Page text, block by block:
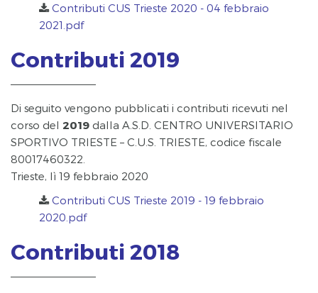
Contributi CUS Trieste 2020 - 04 febbraio
2021.pdf
Contributi 2019
Di seguito vengono pubblicati i contributi ricevuti nel
corso del 2019 dalla A.S.D. CENTRO UNIVERSITARIO
SPORTIVO TRIESTE – C.U.S. TRIESTE, codice fiscale
80017460322.
Trieste, lì 19 febbraio 2020
Contributi CUS Trieste 2019 - 19 febbraio
2020.pdf
Contributi 2018